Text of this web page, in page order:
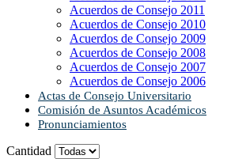
Acuerdos de Consejo 2011
Acuerdos de Consejo 2010
Acuerdos de Consejo 2009
Acuerdos de Consejo 2008
Acuerdos de Consejo 2007
Acuerdos de Consejo 2006
Actas de Consejo Universitario
Comisión de Asuntos Académicos
Pronunciamientos
Cantidad